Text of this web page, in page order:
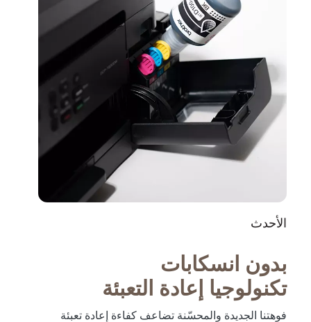
الأحدث
بدون انسكابات
تكنولوجيا إعادة التعبئة
فوهتنا الجديدة والمحسّنة تضاعف كفاءة إعادة تعبئة